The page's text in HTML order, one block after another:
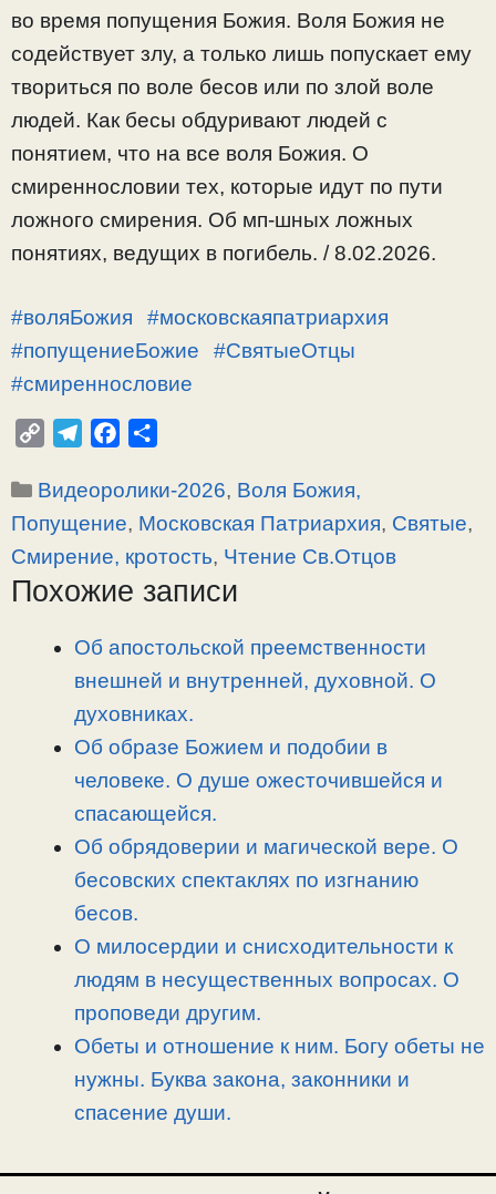
во время попущения Божия. Воля Божия не
содействует злу, а только лишь попускает ему
твориться по воле бесов или по злой воле
людей. Как бесы обдуривают людей с
понятием, что на все воля Божия. О
смиреннословии тех, которые идут по пути
ложного смирения. Об мп-шных ложных
понятиях, ведущих в погибель. / 8.02.2026.
#воляБожия
#московскаяпатриархия
#попущениеБожие
#СвятыеОтцы
#смиреннословие
p
y
n
l
e
a
c
e
o
п
р
и
Рубрики
Видеоролики-2026, Воля Божия,
Попущение, Московская Патриархия, Святые,
Смирение, кротость, Чтение Св.Отцов
Похожие записи
Об апостольской преемственности
внешней и внутренней, духовной. О
духовниках.
Об образе Божием и подобии в
человеке. О душе ожесточившейся и
спасающейся.
Об обрядоверии и магической вере. О
бесовских спектаклях по изгнанию
бесов.
О милосердии и снисходительности к
людям в несущественных вопросах. О
проповеди другим.
Обеты и отношение к ним. Богу обеты не
нужны. Буква закона, законники и
спасение души.